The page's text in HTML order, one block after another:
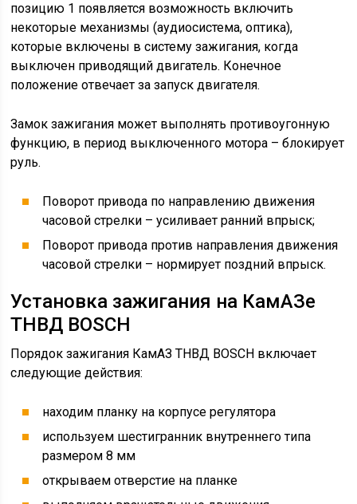
позицию 1 появляется возможность включить
некоторые механизмы (аудиосистема, оптика),
которые включены в систему зажигания, когда
выключен приводящий двигатель. Конечное
положение отвечает за запуск двигателя.
Замок зажигания может выполнять противоугонную
функцию, в период выключенного мотора – блокирует
руль.
Поворот привода по направлению движения
часовой стрелки – усиливает ранний впрыск;
Поворот привода против направления движения
часовой стрелки – нормирует поздний впрыск.
Установка зажигания на КамАЗе
ТНВД BOSCH
Порядок зажигания КамАЗ ТНВД BOSCH включает
следующие действия:
находим планку на корпусе регулятора
используем шестигранник внутреннего типа
размером 8 мм
открываем отверстие на планке